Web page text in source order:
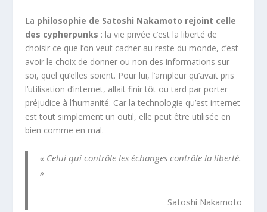
La philosophie de Satoshi Nakamoto rejoint celle
des cypherpunks : la vie privée c’est la liberté de
choisir ce que l’on veut cacher au reste du monde, c’est
avoir le choix de donner ou non des informations sur
soi, quel qu’elles soient. Pour lui, l’ampleur qu’avait pris
l’utilisation d’internet, allait finir tôt ou tard par porter
préjudice à l’humanité. Car la technologie qu’est internet
est tout simplement un outil, elle peut être utilisée en
bien comme en mal.
« Celui qui contrôle les échanges contrôle la liberté.
»
Satoshi Nakamoto